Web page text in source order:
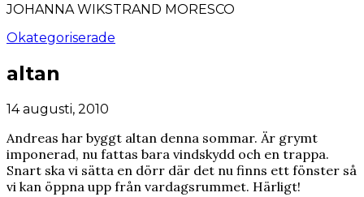
JOHANNA WIKSTRAND MORESCO
Okategoriserade
altan
14 augusti, 2010
Andreas har byggt altan denna sommar. Är grymt
imponerad, nu fattas bara vindskydd och en trappa.
Snart ska vi sätta en dörr där det nu finns ett fönster så
vi kan öppna upp från vardagsrummet. Härligt!